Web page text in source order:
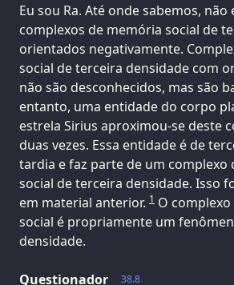
Eu sou Ra. Até onde sabemos, não
complexos de memória social de
orientados negativamente.
social de terceira densidade com
não são desconhecidos, mas são
entanto, uma entidade do corpo
estrela Sirius aproximou-se deste
duas vezes. Essa entidade é de
tardia e faz parte de um complexo
social de terceira densidade. Isso
em material anterior. 1 O
social é propriamente um
densidade.
38.8
Questionador